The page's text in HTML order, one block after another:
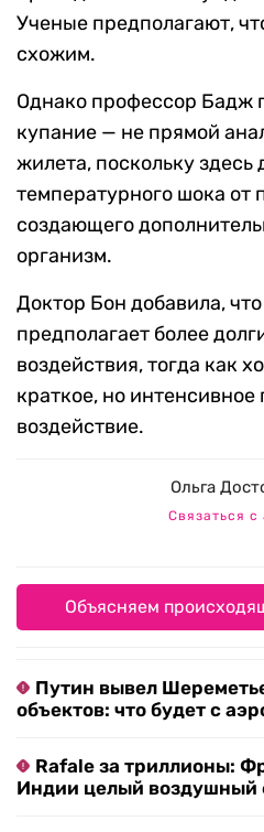
Ученые предполагают,
схожим.
Однако профессор Бадж
купание — не прямой
жилета, поскольку здесь
температурного шока от
создающего
организм.
Доктор Бон добавила,
предполагает более
воздействия, тогда как
краткое, но интенсивное
воздействие.
Ольга
Связаться с
Объясняем
Путин вывел
объектов: что будет с
Rafale за триллионы:
Индии целый воздушный